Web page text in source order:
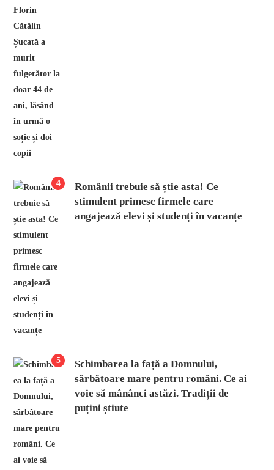
4
Românii trebuie să știe asta! Ce
stimulent primesc firmele care
angajează elevi și studenți în vacanțe
5
Schimbarea la față a Domnului,
sărbătoare mare pentru români. Ce ai
voie să mânânci astăzi. Tradiții de
puțini știute